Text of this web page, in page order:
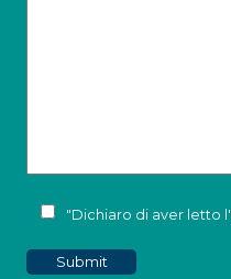
"Dichiaro di aver letto l'